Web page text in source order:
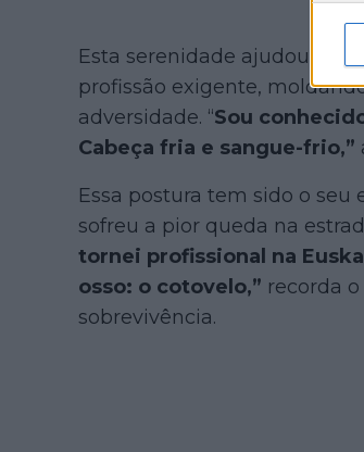
Esta serenidade ajudou-o a
profissão exigente,
adversidade. “Sou
Cabeça fria e sangue-frio,”
Essa postura tem sido o
sofreu a pior queda na
tornei profissional na
osso: o cotovelo,” recorda
sobrevivência.